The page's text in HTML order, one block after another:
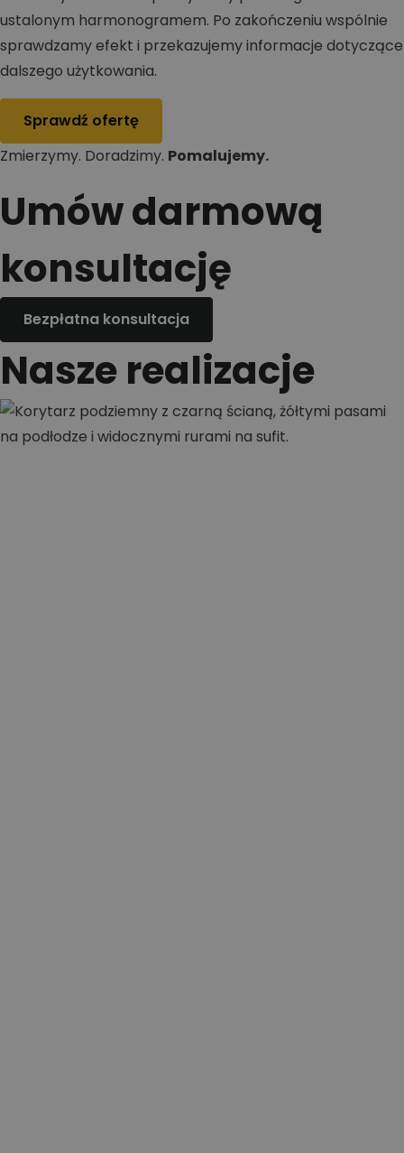
ustalonym harmonogramem. Po zakończeniu wspólnie
sprawdzamy efekt i przekazujemy informacje dotyczące
dalszego użytkowania.
Sprawdź ofertę
Zmierzymy. Doradzimy. Pomalujemy.
Umów darmową
konsultację
Bezpłatna konsultacja
Nasze realizacje